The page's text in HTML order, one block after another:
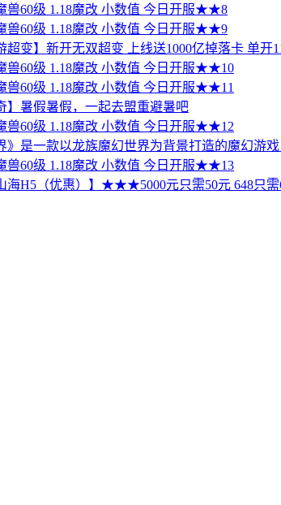
60级 1.18魔改 小数值 今日开服★★8
60级 1.18魔改 小数值 今日开服★★9
超变】新开无双超变 上线送1000亿掉落卡 单开
60级 1.18魔改 小数值 今日开服★★10
60级 1.18魔改 小数值 今日开服★★11
】暑假暑假，一起去盟重避暑吧
60级 1.18魔改 小数值 今日开服★★12
》是一款以龙族魔幻世界为背景打造的魔幻游
60级 1.18魔改 小数值 今日开服★★13
山海H5（优惠）】★★★5000元只需50元